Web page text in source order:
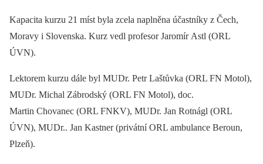
Kapacita kurzu 21 míst byla zcela naplněna účastníky z Čech,
Moravy i Slovenska. Kurz vedl profesor Jaromír Astl (ORL
ÚVN).
Lektorem kurzu dále byl MUDr. Petr Laštůvka (ORL FN Motol),
MUDr. Michal Zábrodský (ORL FN Motol), doc.
Martin Chovanec (ORL FNKV), MUDr. Jan Rotnágl (ORL
ÚVN), MUDr.. Jan Kastner (privátní ORL ambulance Beroun,
Plzeň).